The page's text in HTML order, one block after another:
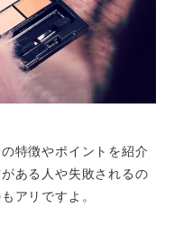
特徴やポイントを紹介
ある人や失敗されるの
アリですよ。